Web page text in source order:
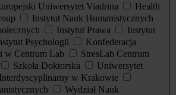
Uniwersytet Viadrina
Health
Instytut Nauk Humanistycznych
Instytut Prawa
Instytut
Psychologii
Konfederacja
w Centrum Lab
StresLab Centrum
Szkoła Doktorska
Uniwersytet
w Krakowie
Wydział Nauk